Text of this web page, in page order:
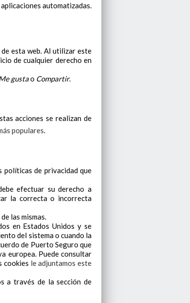
automatizadas.
esta web. Al utilizar este
de cualquier derecho en
Me gustao Compartir.
acciones se realizan de
populares.
políticas de privacidad que
efectuar su derecho a
la correcta o incorrecta
las mismas.
en Estados Unidos y se
del sistema o cuando la
de Puerto Seguro que
europea. Puede consultar
cookies le adjuntamos este
a través de la sección de